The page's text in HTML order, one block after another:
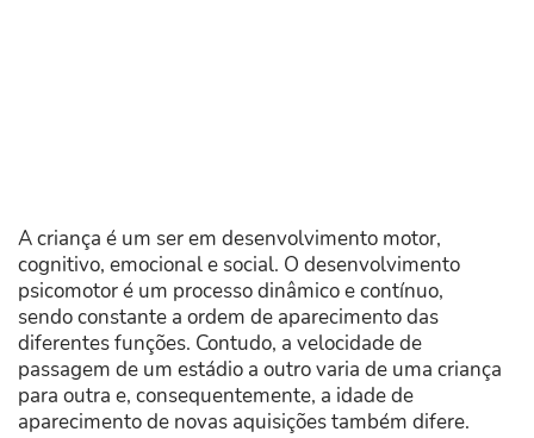
A criança é um ser em desenvolvimento motor,
cognitivo, emocional e social. O desenvolvimento
psicomotor é um processo dinâmico e contínuo,
sendo constante a ordem de aparecimento das
diferentes funções. Contudo, a velocidade de
passagem de um estádio a outro varia de uma criança
para outra e, consequentemente, a idade de
aparecimento de novas aquisições também difere.